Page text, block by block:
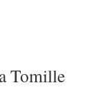
Tomille